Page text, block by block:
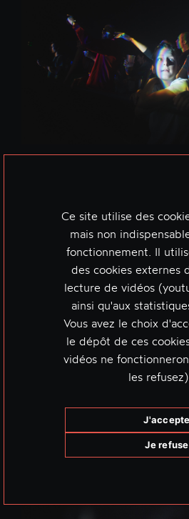
Ce site utilise des
mais non
fonctionnement. Il
des cookies externes
lecture de vidéos
ainsi qu'aux
Vous avez le choix
le dépôt de ces
vidéos ne
les
J'accepte
Je refuse